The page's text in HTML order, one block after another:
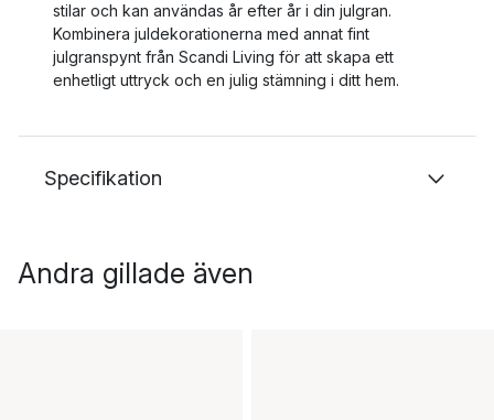
stilar och kan användas år efter år i din julgran.
Kombinera juldekorationerna med annat fint
julgranspynt från Scandi Living för att skapa ett
enhetligt uttryck och en julig stämning i ditt hem.
Specifikation
Andra gillade även